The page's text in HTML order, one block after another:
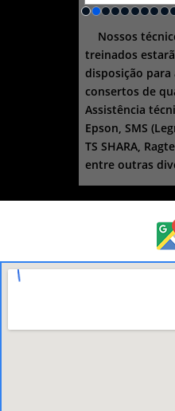
Nossos
treinados
disposição
consertos de
Assistência
Epson, SMS
TS SHARA,
entre outras